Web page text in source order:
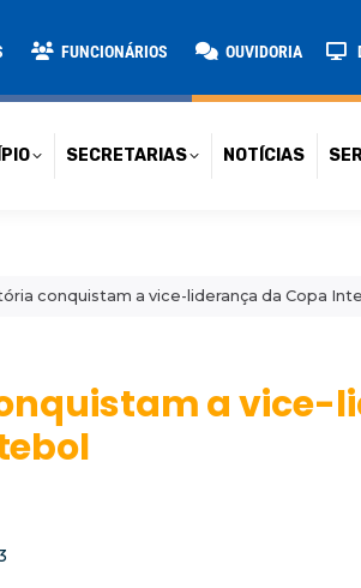
FUNCIONÁRIOS OUVIDORIA
SECRETARIAS NOTÍCIAS
conquistam a vice-liderança da Copa
a vice-